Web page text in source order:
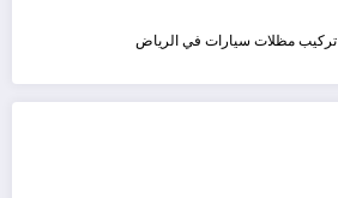
تركيب مظلات سيارات في الرياض